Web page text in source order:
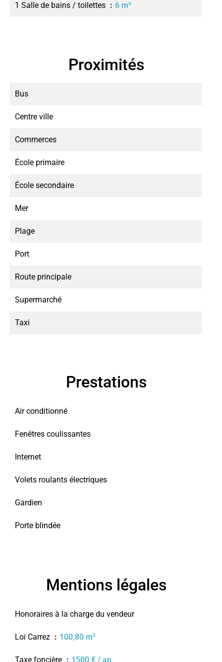
1 Salle de bains / toilettes 6 m²
Proximités
Bus
Centre ville
Commerces
École primaire
École secondaire
Mer
Plage
Port
Route principale
Supermarché
Taxi
Prestations
Air conditionné
Fenêtres coulissantes
Internet
Volets roulants électriques
Gardien
Porte blindée
Mentions légales
Honoraires à la charge du vendeur
Loi Carrez 100,80 m²
Taxe foncière 1500 € / an